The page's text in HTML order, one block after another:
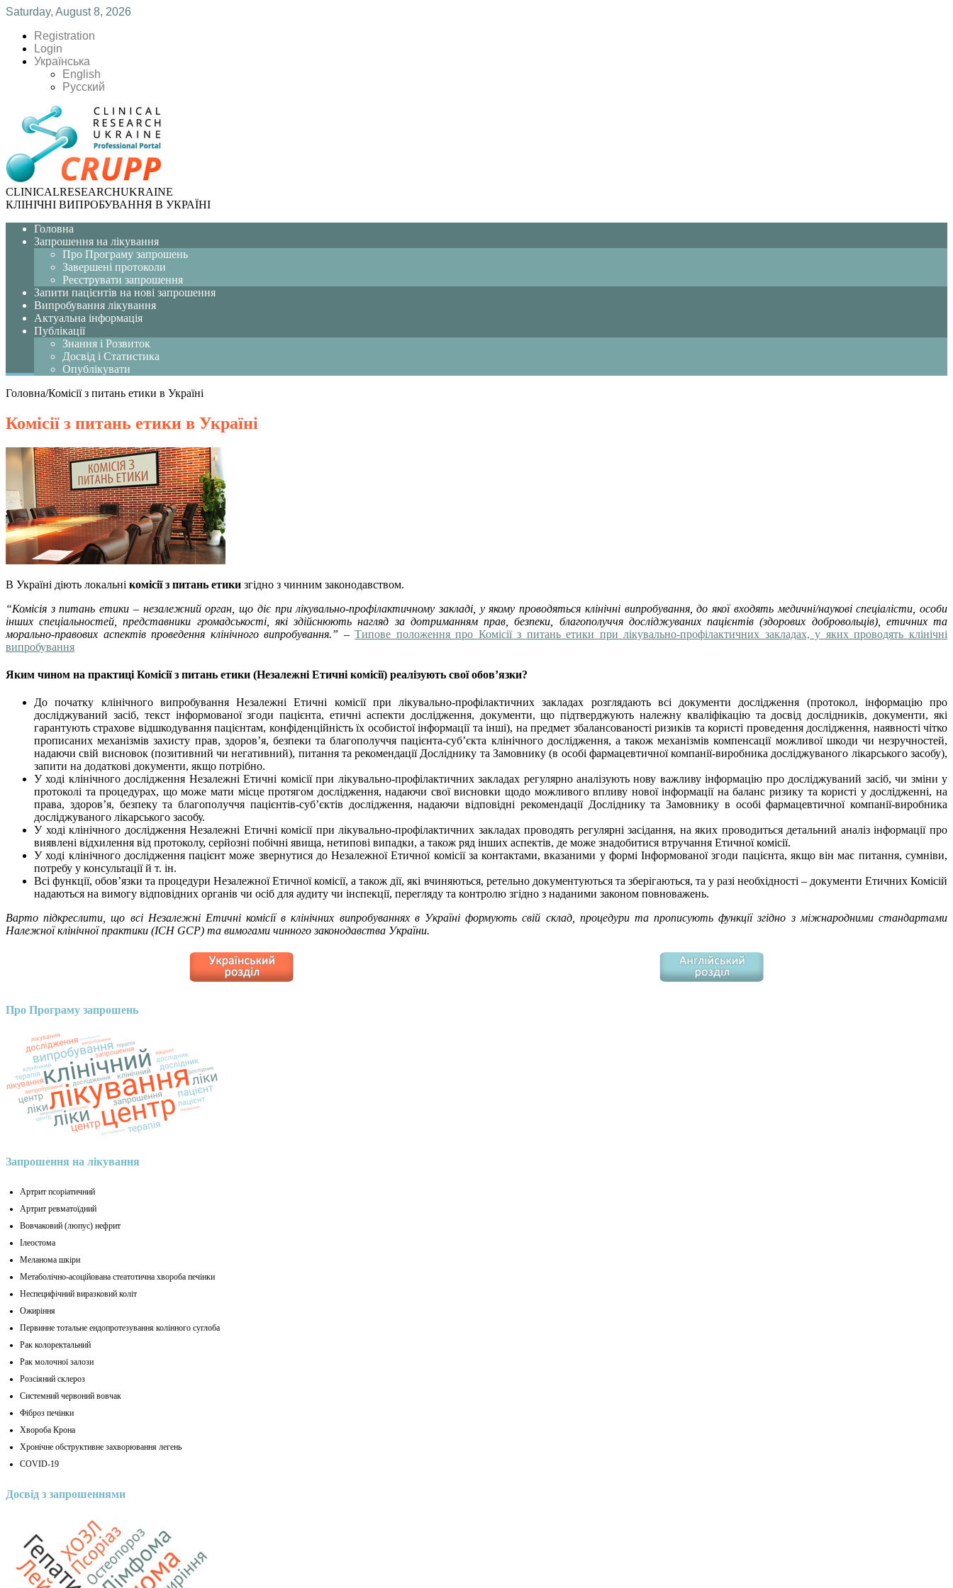
Saturday, August 8, 2026
Registration
Login
Українська
English
Русский
CLINICALRESEARCHUKRAINE
КЛІНІЧНІ ВИПРОБУВАННЯ В УКРАЇНІ
Головна
Запрошення на лікування
Про Програму запрошень
Завершені протоколи
Реєструвати запрошення
Запити пацієнтів на нові запрошення
Випробування лікування
Актуальна інформація
Публікації
Знання і Розвиток
Досвід і Статистика
Опублікувати
Головна/Комісії з питань етики в Україні
Комісії з питань етики в Україні
В Україні діють локальні комісії з питань етики згідно з чинним законодавством.
“Комісія з питань етики – незалежний орган, що діє при лікувально-профілактичному закладі, у якому проводяться клінічні випробування, до якої входять медичні/наукові спеціалісти, особи
інших спеціальностей, представники громадськості, які здійснюють нагляд за дотриманням прав, безпеки, благополуччя досліджуваних пацієнтів (здорових добровольців), етичних та
морально-правових аспектів проведення клінічного випробування.” –Типове положення про Комісії з питань етики при лікувально-профілактичних закладах, у яких проводять клінічні
випробування
Яким чином на практиці Комісії з питань етики (Незалежні Етичні комісії) реалізують свої обов’язки?
До початку клінічного випробування Незалежні Етичні комісії при лікувально-профілактичних закладах розглядають всі документи дослідження (протокол, інформацію про
досліджуваний засіб, текст інформованої згоди пацієнта, етичні аспекти дослідження, документи, що підтверджують належну кваліфікацію та досвід дослідників, документи, які
гарантують страхове відшкодування пацієнтам, конфіденційність їх особистої інформації та інші), на предмет збалансованості ризиків та користі проведення дослідження, наявності чітко
прописаних механізмів захисту прав, здоров’я, безпеки та благополуччя пацієнта-суб’єкта клінічного дослідження, а також механізмів компенсації можливої шкоди чи незручностей,
надаючи свій висновок (позитивний чи негативний), питання та рекомендації Досліднику та Замовнику (в особі фармацевтичної компанії-виробника досліджуваного лікарського засобу),
запити на додаткові документи, якщо потрібно.
У ході клінічного дослідження Незалежні Етичні комісії при лікувально-профілактичних закладах регулярно аналізують нову важливу інформацію про досліджуваний засіб, чи зміни у
протоколі та процедурах, що може мати місце протягом дослідження, надаючи свої висновки щодо можливого впливу нової інформації на баланс ризику та користі у дослідженні, на
права, здоров’я, безпеку та благополуччя пацієнтів-суб’єктів дослідження, надаючи відповідні рекомендації Досліднику та Замовнику в особі фармацевтичної компанії-виробника
досліджуваного лікарського засобу.
У ході клінічного дослідження Незалежні Етичні комісії при лікувально-профілактичних закладах проводять регулярні засідання, на яких проводиться детальний аналіз інформації про
виявлені відхилення від протоколу, серйозні побічні явища, нетипові випадки, а також ряд інших аспектів, де може знадобитися втручання Етичної комісії.
У ході клінічного дослідження пацієнт може звернутися до Незалежної Етичної комісії за контактами, вказаними у формі Інформованої згоди пацієнта, якщо він має питання, сумніви,
потребу у консультації й т. ін.
Всі функції, обов’язки та процедури Незалежної Етичної комісії, а також дії, які вчиняються, ретельно документуються та зберігаються, та у разі необхідності – документи Етичних Комісій
надаються на вимогу відповідних органів чи осіб для аудиту чи інспекції, перегляду та контролю згідно з наданими законом повноважень.
Варто підкреслити, що всі Незалежні Етичні комісії в клінічних випробуваннях в Україні формують свій склад, процедури та прописують функції згідно з міжнародними стандартами
Належної клінічної практики (ICH GCP) та вимогами чинного законодавства України.
Про Програму запрошень
Запрошення на лікування
Артрит псоріатичний
Артрит ревматоїдний
Вовчаковий (люпус) нефрит
Ілеостома
Меланома шкіри
Метаболічно-асоційована стеатотична хвороба печінки
Неспецифічний виразковий коліт
Ожиріння
Первинне тотальне ендопротезування колінного суглоба
Рак колоректальний
Рак молочної залози
Розсіяний склероз
Системний червоний вовчак
Фіброз печінки
Хвороба Крона
Хронічне обструктивне захворювання легень
COVID-19
Досвід з запрошеннями